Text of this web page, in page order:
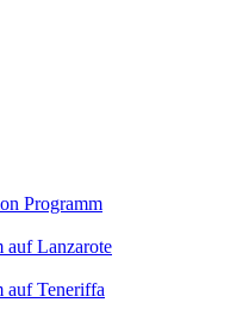
Programm
auf Lanzarote
auf Teneriffa